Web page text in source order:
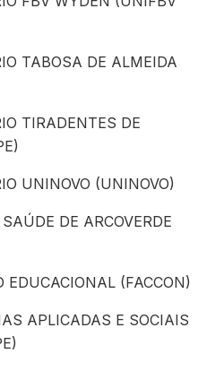
TABOSA DE ALMEIDA
TIRADENTES DE
UNINOVO (UNINOVO)
DE ARCOVERDE
EDUCACIONAL (FACCON)
APLICADAS E SOCIAIS